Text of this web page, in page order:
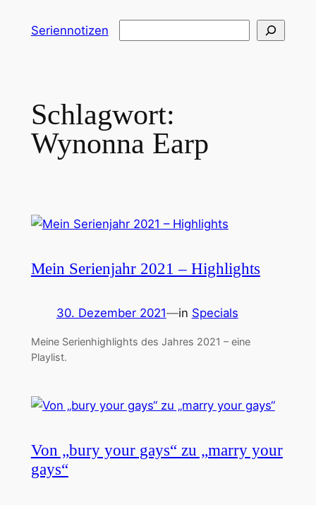
InhaltSeriennotizen
Schlagwort:
Wynonna Earp
Mein Serienjahr 2021 – Highlights
30. Dezember 2021—in Specials
Meine Serienhighlights des Jahres 2021 – eine
Playlist.
Von „bury your gays“ zu „marry your
gays“